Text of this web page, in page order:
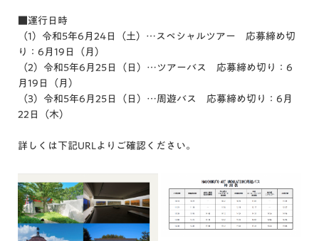
■運行日時
（1）令和5年6月24日（土）…スペシャルツアー 応募締め切
り：6月19日（月）
（2）令和5年6月25日（日）…ツアーバス 応募締め切り：6
月19日（月）
（3）令和5年6月25日（日）…周遊バス 応募締め切り：6月
22日（木）
詳しくは下記URLよりご確認ください。